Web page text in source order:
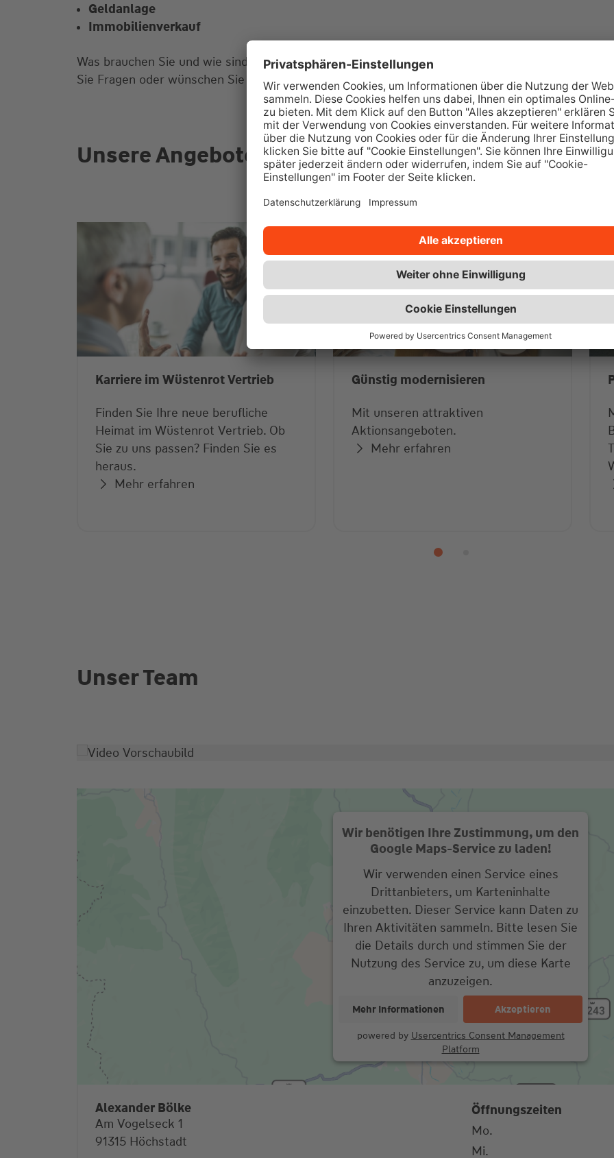
Geldanlage
Immobilienverkauf
Was brauchen Sie und wie sind Ihre Vorstellungen? Lassen Sie uns doch gemeinsam über die
Sie Fragen oder wünschen Sie einen Beratungstermin? Dann rufen Sie gerne bei uns an oder
Unsere Angebote für Sie
Karriere im Wüstenrot Vertrieb
Finden Sie Ihre neue berufliche
Heimat im Wüstenrot Vertrieb. Ob
Sie zu uns passen? Finden Sie es
heraus.
Mehr erfahren
Günstig modernisieren
Mit unseren attraktiven
Aktionsangeboten.
Mehr erfahren
Unser Team
Wir benötigen Ihre Zustimmung, um den
Google Maps-Service zu laden!
Wir verwenden einen Service eines
Drittanbieters, um Karteninhalte
einzubetten. Dieser Service kann Daten zu
Ihren Aktivitäten sammeln. Bitte lesen Sie
die Details durch und stimmen Sie der
Nutzung des Service zu, um diese Karte
anzuzeigen.
Mehr Informationen Akzeptieren
powered by Usercentrics Consent Management
Platform
Alexander Bölke
Am Vogelseck 1
91315 Höchstadt
Öffnungszeiten
Mo.
Mi.